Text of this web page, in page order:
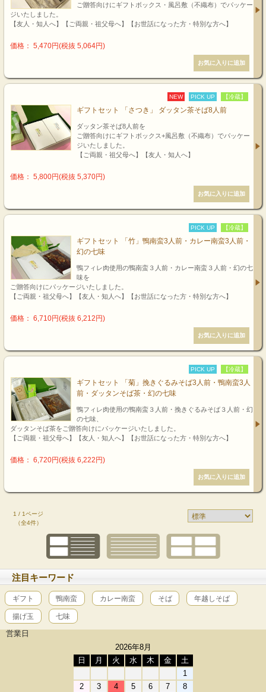
ご贈答向けにギフトボックス・風呂敷（不織布）でパッケー
ジいたしました。
【友人・知人へ】【ご両親・祖父母へ】【お世話になった方・特別な方へ】
価格： 5,470円(税抜 5,064円)
NEW PICK UP 【冷蔵】
ギフトセット 「さつき」 ダッタン茶そば8人前
ダッタン茶そば8人前を
ご贈答向けにギフトボックス+風呂敷（不織布）でパッケー
ジいたしました。
【ご両親・祖父母へ】【友人・知人へ】
価格： 5,800円(税抜 5,370円)
PICK UP 【冷蔵】
ギフトセット 「竹」鴨南蛮3人前・カレー南蛮3人前・
幻の七味
鴨フィレ肉使用の鴨南蛮３人前・カレー南蛮３人前・幻の七
味を
ご贈答向けにパッケージいたしました。
【ご両親・祖父母へ】【友人・知人へ】【お世話になった方・特別な方へ】
価格： 6,710円(税抜 6,212円)
PICK UP 【冷蔵】
ギフトセット 「菊」挽きぐるみそば3人前・鴨南蛮3人
前・ダッタンそば茶・幻の七味
鴨フィレ肉使用の鴨南蛮３人前・挽きぐるみそば３人前・幻
の七味、
ダッタンそば茶をご贈答向けにパッケージいたしました。
【ご両親・祖父母へ】【友人・知人へ】【お世話になった方・特別な方へ】
価格： 6,720円(税抜 6,222円)
1 / 1ページ
（全4件）
注目キーワード
ギフト 鴨南蛮 カレー南蛮 そば 年越しそば
揚げ玉 七味
営業日
2026年8月
日
月 火 水 木 金
土
1
2
3 4 5 6 7
8